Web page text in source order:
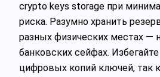
crypto keys storage при
риска. Разумно хранить
разных физических местах —
банковских сейфах.
цифровых копий ключей, так